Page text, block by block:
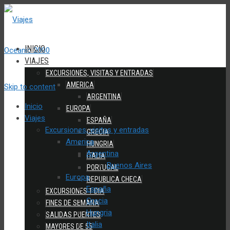
INICIO
VIAJES
EXCURSIONES, VISITAS Y ENTRADAS
AMERICA
ARGENTINA
EUROPA
ESPAÑA
GRECIA
HUNGRIA
ITALIA
PORTUGAL
REPUBLICA CHECA
EXCURSIONES 1 DIA
FINES DE SEMANA
SALIDAS PUENTES
MAYORES DE 55
Skip to content
Inicio
Viajes
Excursiones, visitas y entradas
America
Argentina
Buenos Aires
Europa
España
Grecia
Hungria
Italia